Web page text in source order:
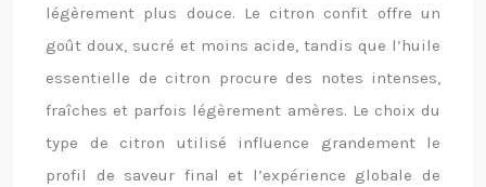
légèrement plus douce. Le citron confit offre un
goût doux, sucré et moins acide, tandis que l’huile
essentielle de citron procure des notes intenses,
fraîches et parfois légèrement amères. Le choix du
type de citron utilisé influence grandement le
profil de saveur final et l’expérience globale de